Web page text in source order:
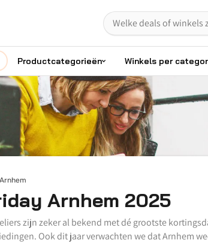
Productcategorieën Winkels per
Arnhem
Arnhem 2025
zijn zeker al bekend met dé grootste
Ook dit jaar verwachten we dat Arnhem